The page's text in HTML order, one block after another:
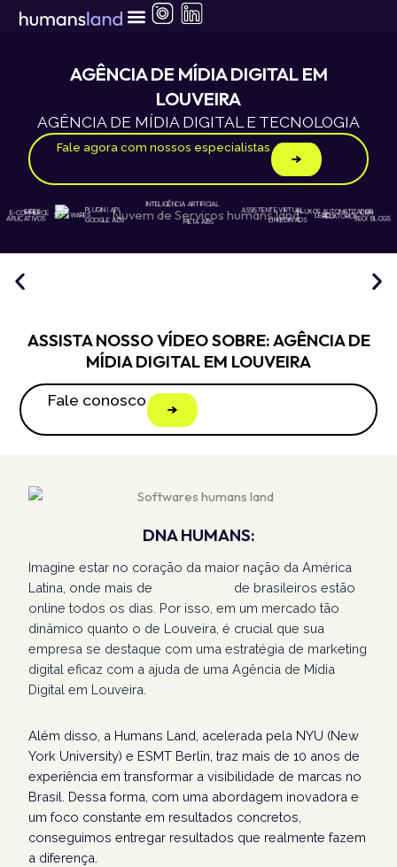
para
AGÊNCIA DE MÍDIA DIGITAL EM
LOUVEIRA
AGÊNCIA DE MÍDIA DIGITAL E TECNOLOGIA
Fale agora com nossos especialistas
GOOGLE ADS LINKEDIN ADS
APLICATIVOS
SITES
E-COMMERCE
META ADS
CRM
RELATÓRIOSSEO/ BLOGS
FLUXOS AUTOMATIZADOS
INTELIGÊNCIA ARTIFICIAL
PLUGIN | API
SOFTWARES
ASSISTENTE VIRTUAL
LEADS
ASSISTA NOSSO VÍDEO SOBRE: AGÊNCIA DE
MÍDIA DIGITAL EM LOUVEIRA
Fale conosco
DNA HUMANS:
Imagine estar no coração da maior nação da América
Latina, onde mais de
de brasileiros estão
online todos os dias. Por isso, em um mercado tão
dinâmico quanto o de Louveira, é crucial que sua
empresa se destaque com uma estratégia de marketing
digital eficaz com a ajuda de uma Agência de Mídia
Digital em Louveira.
Além disso, a Humans Land, acelerada pela NYU (New
York University) e ESMT Berlin, traz mais de 10 anos de
experiência em transformar a visibilidade de marcas no
Brasil. Dessa forma, com uma abordagem inovadora e
um foco constante em resultados concretos,
conseguimos entregar resultados que realmente fazem
a diferença.